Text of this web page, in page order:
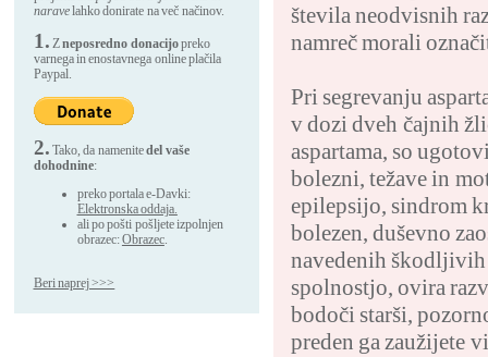
števila neodvisnih
namreč morali
Pri segrevanju
v dozi dveh čajnih
aspartama, so
bolezni, težave in
epilepsijo, sindrom
bolezen, duševno
navedenih
spolnostjo, ovira
bodoči starši,
preden ga zaužijete
naravelahko donirate na več načinov.
1. Zneposredno donacijopreko
varnega in enostavnega online plačila
Paypal.
2. Tako, da namenitedel vaše
dohodnine:
preko portala e-Davki:
Elektronska oddaja.
ali po pošti pošljete izpolnjen
obrazec:Obrazec.
Beri naprej >>>